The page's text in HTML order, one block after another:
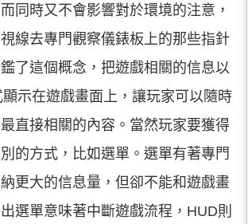
同時又不會影響對於環境的注意，
線去專門觀察儀錶板上的那些指針
了這個概念，把遊戲相關的信息以
示在遊戲畫面上，讓玩家可以隨時
最直接相關的內容。當然玩家要獲得
的方式，比如選單。選單有著專門
更大的信息量，但卻不能和遊戲畫
選單意味著中斷遊戲流程，HUD則